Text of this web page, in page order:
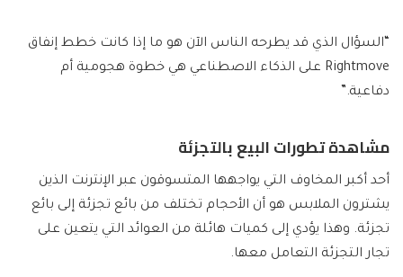
“السؤال الذي قد يطرحه الناس الآن هو ما إذا كانت خطط إنفاق
Rightmove على الذكاء الاصطناعي هي خطوة هجومية أم
دفاعية.”
مشاهدة تطورات البيع بالتجزئة
أحد أكبر المخاوف التي يواجهها المتسوقون عبر الإنترنت الذين
يشترون الملابس هو أن الأحجام تختلف من بائع تجزئة إلى بائع
تجزئة. وهذا يؤدي إلى كميات هائلة من العوائد التي يتعين على
تجار التجزئة التعامل معها.